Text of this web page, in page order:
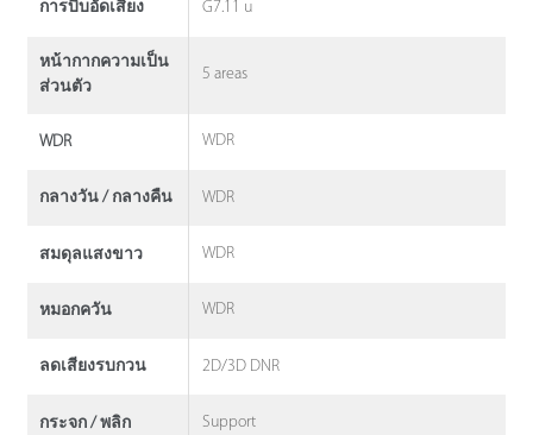
การบีบอัดเสียง G7.11 u
หน้ากากความเป็น
ส่วนตัว
5 areas
WDR WDR
กลางวัน / กลางคืน WDR
สมดุลแสงขาว WDR
หมอกควัน WDR
ลดเสียงรบกวน 2D/3D DNR
กระจก / พลิก Support